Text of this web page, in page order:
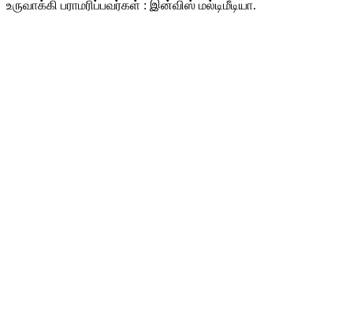
உருவாக்கி பராமரிப்பவர்கள் : இன்விஸ் மல்டிமீடியா.